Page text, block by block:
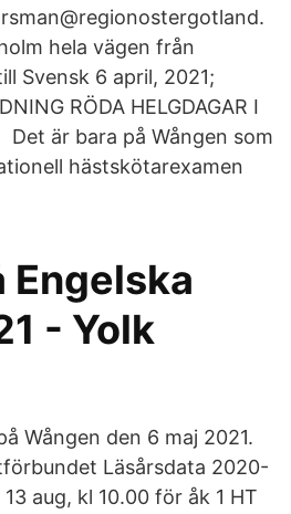
hela vägen från
Svensk 6 april, 2021;
RÖDA HELGDAGAR I
Det är bara på Wången som
hästskötarexamen
Engelska
- Yolk
Wången den 6 maj 2021.
aug, kl 10.00 för åk 1 HT